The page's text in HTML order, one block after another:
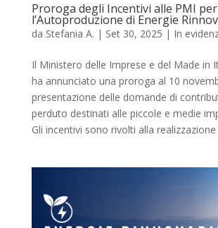
Proroga degli Incentivi alle PMI per
l’Autoproduzione di Energie
da Stefania A. | Set 30, 2025 | In
Il Ministero delle Imprese e del Made in
ha annunciato una proroga al 10
presentazione delle domande di
perduto destinati alle piccole e medie
Gli incentivi sono rivolti alla realizzazione